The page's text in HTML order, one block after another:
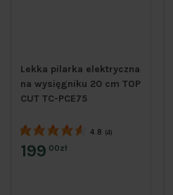
Lekka pilarka elektryczna
na wysięgniku 20 cm TOP
CUT TC-PCE75
4.8 (4)
199 00zł